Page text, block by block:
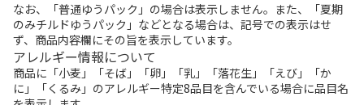
なお、「普通ゆうパック」の場合は表示しません。また、「夏期
のみチルドゆうパック」などとなる場合は、記号での表示はせ
ず、商品内容欄にその旨を表示しています。
アレルギー情報について
商品に「小麦」「そば」「卵」「乳」「落花生」「えび」「か
に」「くるみ」のアレルギー特定8品目を含んでいる場合に品目名